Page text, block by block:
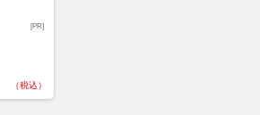
[PR]
（税込）